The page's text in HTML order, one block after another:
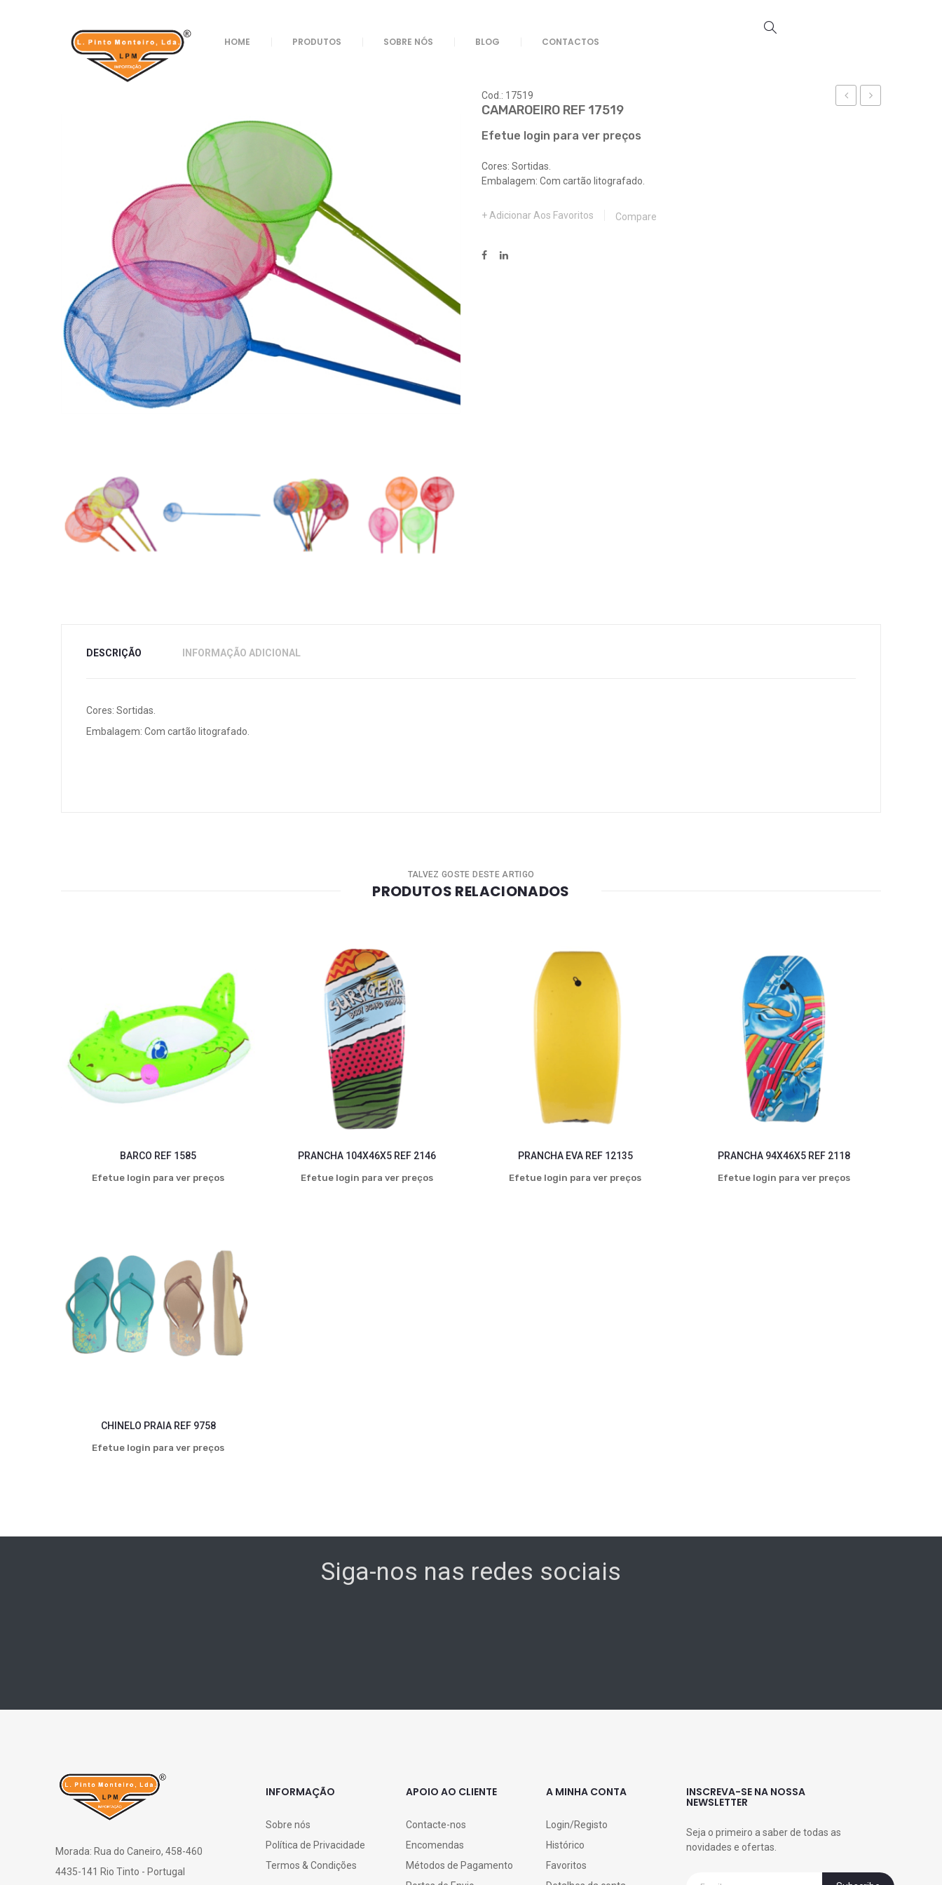
HOME PRODUTOS SOBRE NÓS BLOG CONTACTOS
Loja /Verão /Brinquedos Praia
Cod.: 17519
CAMAROEIRO REF 17519
Efetue login para ver preços
Cores: Sortidas.
Embalagem: Com cartão litografado.
Adicionar Aos Favoritos Compare
DESCRIÇÃO INFORMAÇÃO ADICIONAL
Cores: Sortidas.
Embalagem: Com cartão litografado.
TALVEZ GOSTE DESTE ARTIGO
PRODUTOS RELACIONADOS
BARCO REF 1585
Efetue login para ver preços
PRANCHA 104X46X5 REF 2146
Efetue login para ver preços
PRANCHA EVA REF 12135
Efetue login para ver preços
PRANCHA 94X46X5 REF 2118
Efetue login para ver preços
CHINELO PRAIA REF 9758
Efetue login para ver preços
Siga-nos nas redes sociais
Morada: Rua do Caneiro, 458-460
4435-141 Rio Tinto - Portugal
INFORMAÇÃO
Sobre nós
Política de Privacidade
Termos & Condições
APOIO AO CLIENTE
Contacte-nos
Encomendas
Métodos de Pagamento
A MINHA CONTA
Login/Registo
Histórico
Favoritos
INSCREVA-SE NA NOSSA
NEWSLETTER
Seja o primeiro a saber de todas as
novidades e ofertas.